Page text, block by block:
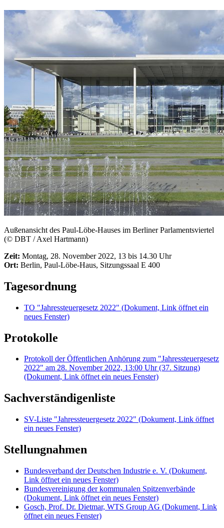
Außenansicht des Paul-Löbe-Hauses im Berliner Parlamentsviertel
(© DBT / Axel Hartmann)
Zeit: Montag, 28. November 2022, 13 bis 14.30 Uhr
Ort: Berlin, Paul-Löbe-Haus, Sitzungssaal E 400
Tagesordnung
TO "Jahressteuergesetz 2022" (Dokument, Link öffnet ein
neues Fenster)
Protokolle
Protokoll der Öffentlichen Anhörung zum "Jahressteuergesetz
2022" am 28. November 2022, 13:00 Uhr (37. Sitzung)
(Dokument, Link öffnet ein neues Fenster)
Sachverständigenliste
SV-Liste "Jahressteuergesetz 2022" (Dokument, Link öffnet
ein neues Fenster)
Stellungnahmen
Bundesverband der Deutschen Industrie e. V. (Dokument,
Link öffnet ein neues Fenster)
Bundesvereinigung der kommunalen Spitzenverbände
(Dokument, Link öffnet ein neues Fenster)
Gosch, Prof. Dr. Dietmar, WTS Group AG (Dokument, Link
öffnet ein neues Fenster)